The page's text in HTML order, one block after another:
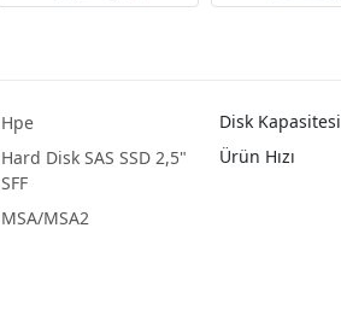
Hpe Disk Kapasitesi
Hard Disk SAS SSD 2,5"
SFF
Ürün Hızı
MSA/MSA2